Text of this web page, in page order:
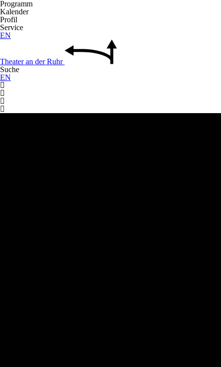
Programm
Kalender
Profil
Service
EN
Theateran derRuhr
Suche
EN



